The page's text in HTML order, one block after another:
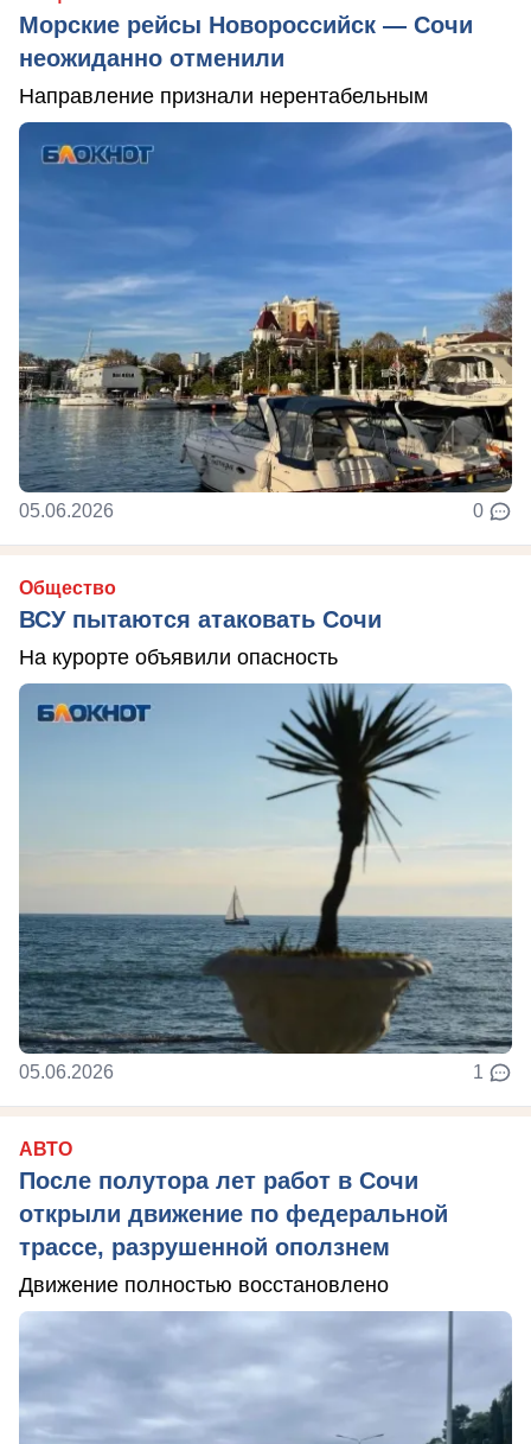
Морские рейсы Новороссийск — Сочи
неожиданно отменили
Направление признали нерентабельным
05.06.2026 0
Общество
ВСУ пытаются атаковать Сочи
На курорте объявили опасность
05.06.2026 1
АВТО
После полутора лет работ в Сочи
открыли движение по федеральной
трассе, разрушенной оползнем
Движение полностью восстановлено